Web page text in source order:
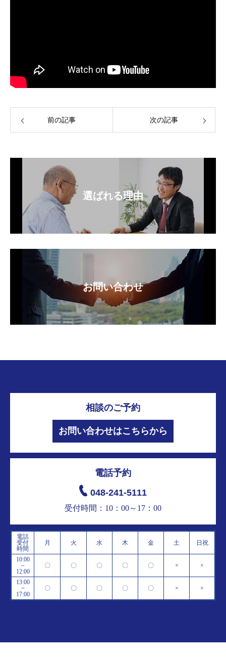
前の記事 次の記事
選ばれる理由
お問い合わせ
相談のご予約
お問い合わせはこちらから
電話予約
048-241-5111
受付時間：10：00～17：00
電話
受付
時間
月 火 水 木 金 土 日祝
10:00
~
12:00
〇 〇 〇 〇 〇 × ×
13:00
~
17:00
〇 〇 〇 〇 〇 × ×